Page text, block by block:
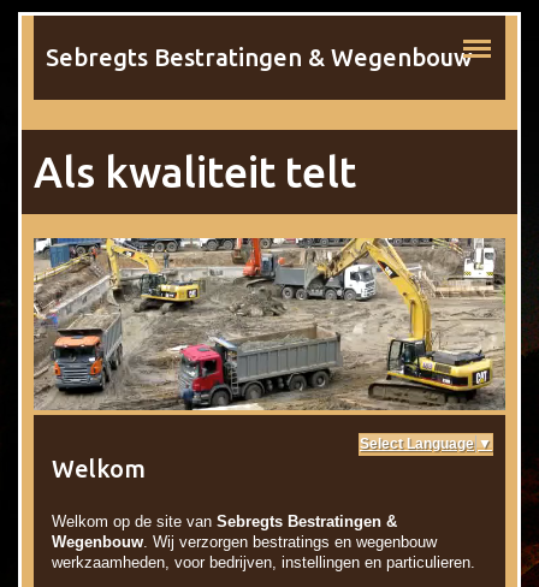
Sebregts Bestratingen & Wegenbouw
Als kwaliteit telt
Select Language ▼
Welkom
Welkom op de site van Sebregts Bestratingen &
Wegenbouw . Wij verzorgen bestratings en wegenbouw
werkzaamheden, voor bedrijven, instellingen en particulieren.